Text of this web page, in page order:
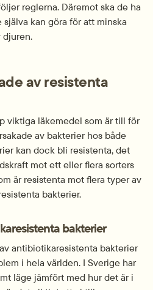
reglerna. Däremot ska de ha
kan göra för att minska
djuren.
av resistenta
viktiga läkemedel som är till för
av bakterier hos både
kan dock bli resistenta, det
mot ett eller flera sorters
är resistenta mot flera typer av
bakterier.
bakterier
antibiotikaresistenta bakterier
i hela världen. I Sverige har
läge jämfört med hur det är i